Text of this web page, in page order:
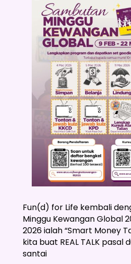
Fun(d) for Life kembali
Minggu Kewangan Global
2026 ialah “Smart Money
kita buat REAL TALK pasal
santai